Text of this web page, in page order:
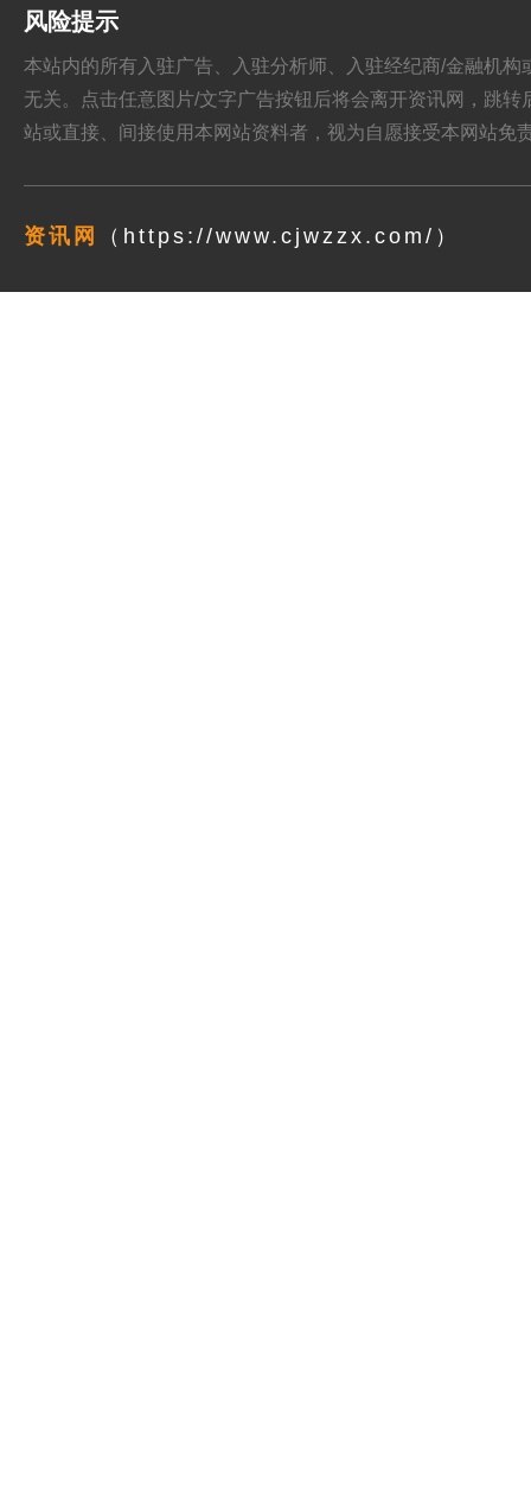
风险提示
本站内的所有入驻广告、入驻分析师、入驻经纪商/金融机
无关。点击任意图片/文字广告按钮后将会离开资讯网，跳
站或直接、间接使用本网站资料者，视为自愿接受本网站免
资讯网 （https://www.cjwzzx.com/）